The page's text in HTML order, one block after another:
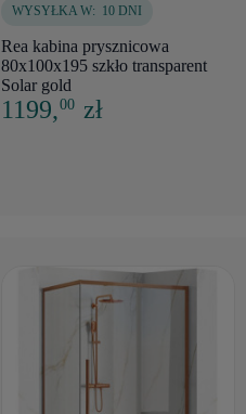
WYSYŁKA W: 10 DNI
Rea kabina prysznicowa
80x100x195 szkło transparent
Solar gold
1199,00 zł